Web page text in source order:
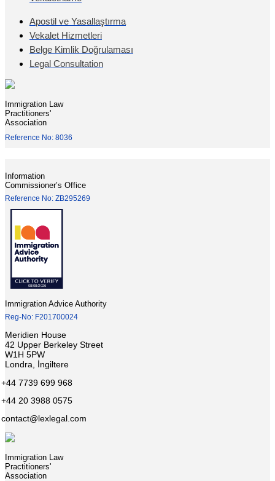
Apostil ve Yasallaştırma
Vekalet Hizmetleri
Belge Kimlik Doğrulaması
Legal Consultation
Immigration Law
Practitioners'
Association
Reference No: 8036
Information
Commissioner’s Office
Reference No: ZB295269
Immigration Advice Authority
Reg-No: F201700024
Meridien House
42 Upper Berkeley Street
W1H 5PW
Londra, İngiltere
+44 7739 699 968
+44 20 3988 0575
contact@lexlegal.com
Immigration Law
Practitioners'
Association